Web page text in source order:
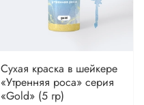
Сухая краска в шейкере
«Утренняя роса» серия
«Gold» (5 гр)